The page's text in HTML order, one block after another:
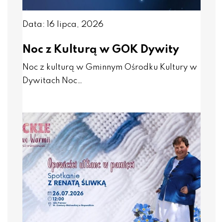
Data: 16 lipca, 2026
Noc z Kulturą w GOK Dywity
Noc z kulturą w Gminnym Ośrodku Kultury w
Dywitach Noc…